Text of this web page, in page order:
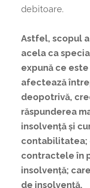
debitoare.
Astfel, scopul
acela ca
expună ce
afectează
deopotrivă,
răspunderea
insolvență și
contabilitatea;
contractele în
insolvență;
de insolvență.